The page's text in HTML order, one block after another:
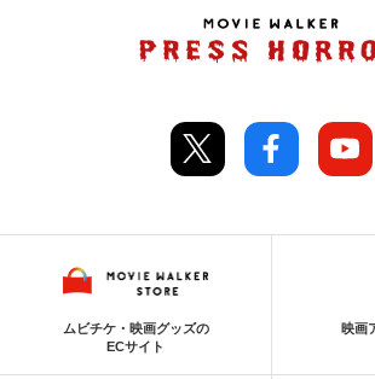
ムビチケ・映画グッズの
ECサイト
映画